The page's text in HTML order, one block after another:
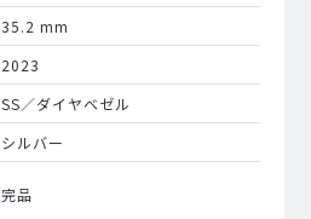
35.2 mm
2023
SS／ダイヤベゼル
シルバー
完品